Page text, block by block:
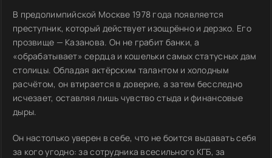
В предолимпийской Москве 1978 года появляется
преступник, который действует изощрённо и дерзко. Его
прозвище — Казанова. Он не грабит банки, а
«обрабатывает» сердца и кошельки самых статусных дам
столицы. Обладая актёрским талантом и холодным
расчётом, он втирается в доверие, а затем бесследно
исчезает, оставляя лишь чувство стыда и финансовые
дыры.
Он настолько уверен в себе, что не боится выдавать себя
за кого угодно: за сотрудника всесильного КГБ, за